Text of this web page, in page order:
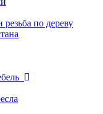
по дереву